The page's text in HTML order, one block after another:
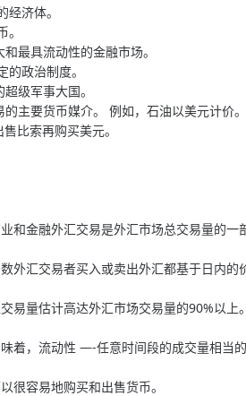
济体。
最具流动性的金融市场。
政治制度。
级军事大国。
主要货币媒介。 例如，石油以美元计价
比索再购买美元。
金融外汇交易是外汇市场总交易量的一
汇交易者买入或卖出外汇都基于日内的
量估计高达外汇市场交易量的90%以上。
，流动性 —-任意时间段的成交量相当的
容易地购买和出售货币。